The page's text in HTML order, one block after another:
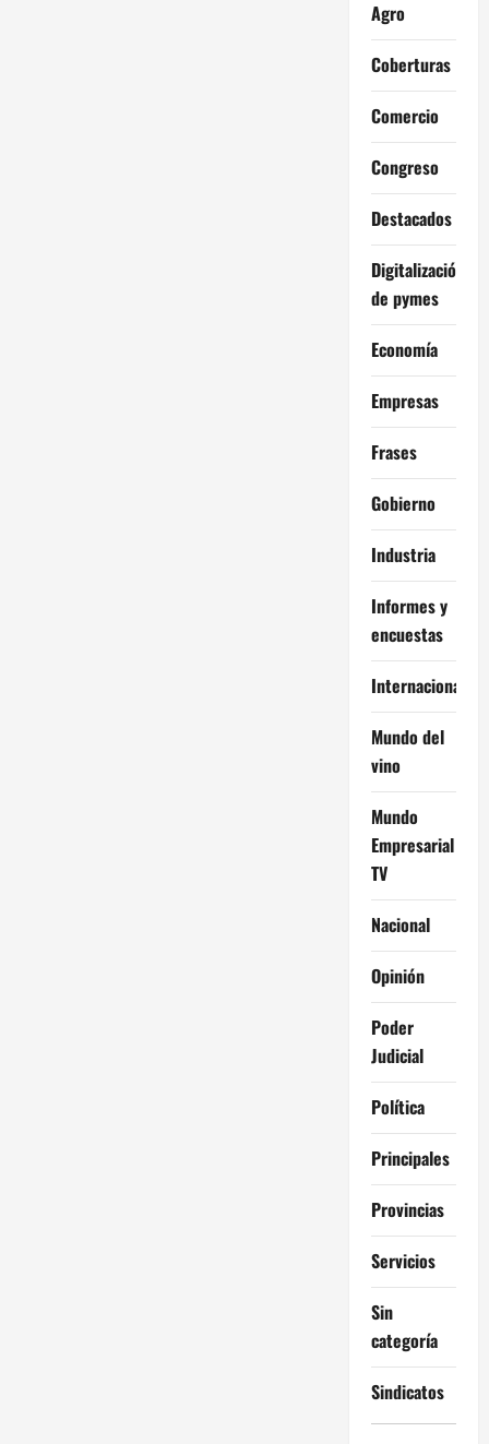
Agro
Coberturas
Comercio
Congreso
Destacados
Digitalización
de pymes
Economía
Empresas
Frases
Gobierno
Industria
Informes y
encuestas
Internacional
Mundo del
vino
Mundo
Empresarial
TV
Nacional
Opinión
Poder
Judicial
Política
Principales
Provincias
Servicios
Sin
categoría
Sindicatos